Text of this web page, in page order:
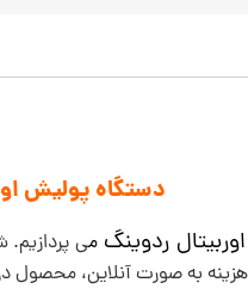
دستگاه پولیش
ردوینگمی پردازیم.
به صورت آنلاین،